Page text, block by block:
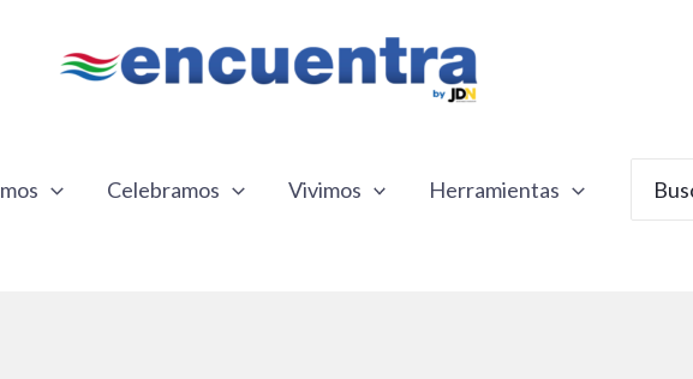
Celebramos Vivimos Herramientas
por: